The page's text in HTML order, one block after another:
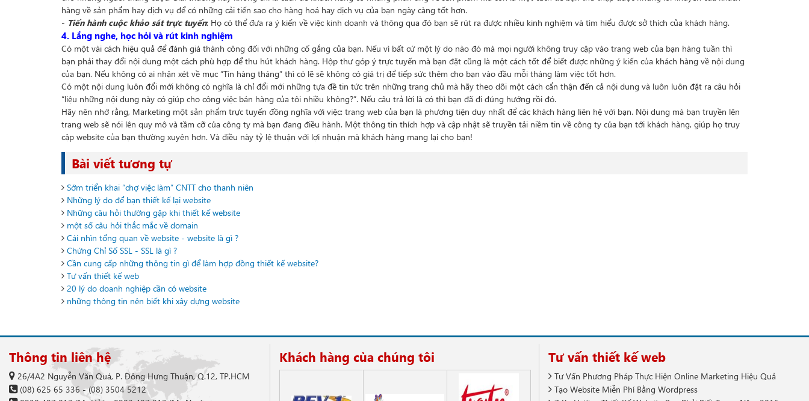
hàng về sản phẩm hay dịch vụ để có những cải tiến sao cho hàng hoá hay dịch vụ của bạn ngày càng tốt hơn.
- Tiến hành cuộc khảo sát trực tuyến: Họ có thể đưa ra ý kiến về việc kinh doanh và thông qua đó bạn sẽ rút ra được nhiều kinh nghiệm và tìm hiểu được sở thích của khách hàng.
4. Lắng nghe, học hỏi và rút kinh nghiệm
Có một vài cách hiệu quả để đánh giá thành công đối với những cố gắng của bạn. Nếu vì bất cứ một lý do nào đó mà mọi người không truy cập vào trang web của bạn hàng tuần thì
bạn phải thay đổi nội dung một cách phù hợp để thu hút khách hàng. Hộp thư góp ý trực tuyến mà bạn đặt cũng là một cách tốt để biết được những ý kiến của khách hàng về nội dung
của bạn. Nếu không có ai nhận xét về mục “Tin hàng tháng” thì có lẽ sẽ không có giá trị để tiếp sức thêm cho bạn vào đầu mỗi tháng làm việc tốt hơn.
Có một nội dung luôn đổi mới không có nghĩa là chỉ đổi mới những tựa đề tin tức trên những trang chủ mà hãy theo dõi một cách cẩn thận đến cả nội dung và luôn luôn đặt ra câu hỏi
“liệu những nội dung này có giúp cho công việc bán hàng của tôi nhiều không?”. Nếu câu trả lời là có thì bạn đã đi đúng hướng rồi đó.
Hãy nên nhớ rằng, Marketing một sản phẩm trực tuyến đồng nghĩa với việc: trang web của bạn là phương tiện duy nhất để các khách hàng liên hệ với bạn. Nội dung mà bạn truyền lên
trang web sẽ nói lên quy mô và tầm cỡ của công ty mà bạn đang điều hành. Một thông tin thích hợp và cập nhật sẽ truyền tải niềm tin về công ty của bạn tới khách hàng, giúp họ truy
cập website của bạn thường xuyên hơn. Và điều này tỷ lệ thuận với lợi nhuận mà khách hàng mang lại cho bạn!
Bài viết tương tự
Sớm triển khai “chợ việc làm” CNTT cho thanh niên
Những lý do để bạn thiết kế lại website
Những câu hỏi thường gặp khi thiết kế website
một số câu hỏi thắc mắc về domain
Cái nhìn tổng quan về website - website là gì ?
Chứng Chỉ Số SSL - SSL là gì ?
Cần cung cấp những thông tin gì để làm hợp đồng thiết kế website?
Tư vấn thiết kế web
20 lý do doanh nghiệp cần có website
những thông tin nên biết khi xây dựng website
Thông tin liên hệ
26/4A2 Nguyễn Văn Quá, P. Đông Hưng Thuận, Q.12, TP.HCM
(08) 625 65 336 -(08) 3504 5212
Khách hàng của chúng tôi Tư vấn thiết kế web
Tư Vấn Phương Pháp Thực Hiện Online Marketing Hiệu Quả
Tạo Website Miễn Phí Bằng Wordpress